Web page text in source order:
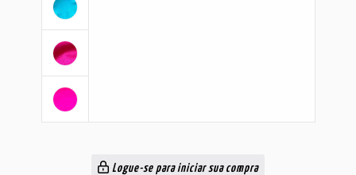
Logue-se para iniciar sua compra